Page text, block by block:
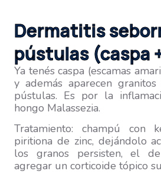
Dermatitis
pústulas (caspa
Ya tenés caspa (escamas
y además aparecen
pústulas. Es por la
hongo Malassezia.
Tratamiento: champú con
piritiona de zinc, dejándolo
los granos persisten, el
agregar un corticoide tópico